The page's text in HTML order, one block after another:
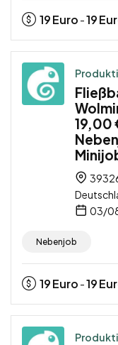
19Euro -19
19,00
03/
Nebenjob
19Euro -19